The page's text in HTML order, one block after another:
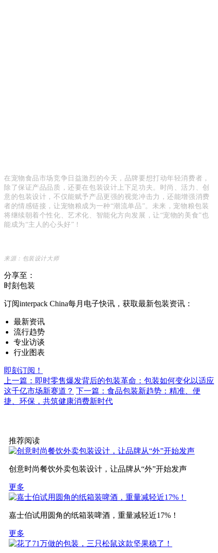
在宠物食品市场竞争日益激烈的今天，品牌要想打动年轻消费者，
除了保证产品品质，还要在包装设计上下足功夫。时尚、活力、创
意的包装设计，不仅能赋予产品更强的视觉冲击力，还能增强消费
者的情感链接，让宠物粮成为一种“潮流单品”。未来，宠物粮包装
将继续朝着个性化、艺术化、智能化方向发展，让“宠物的美食”也
能成为“主人的心头好”！
来源：包装设计大师
分享至：
时刻包装
订阅interpack China每月电子快讯，获取最新包装资讯：
最新资讯
流行趋势
专业访谈
行业图表
即刻订阅！
上一篇：即时零售爆发背后的包装革命：包装如何变化以适应
这千亿市场新赛道？ 下一篇：食品包装新趋势：精准、便
捷、环保，共筑健康消费新时代
推荐阅读
创意时尚餐饮外卖包装设计，让品牌从“外”开始发声
更多
嘉士伯试用圆角的纸箱装啤酒，重量减轻近17%！
更多